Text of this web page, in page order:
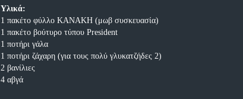
Υλικά:
1 πακέτο φύλλο ΚΑΝΑΚΗ (μωβ συσκευασία)
1 πακέτο βούτυρο τύπου President
1 ποτήρι γάλα
1 ποτήρι ζάχαρη (για τους πολύ γλυκατζήδες 2)
2 βανίλιες
4 αβγά